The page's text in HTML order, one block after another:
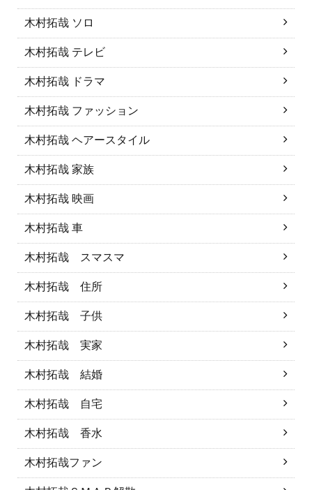
木村拓哉 ソロ
木村拓哉 テレビ
木村拓哉 ドラマ
木村拓哉 ファッション
木村拓哉 ヘアースタイル
木村拓哉 家族
木村拓哉 映画
木村拓哉 車
木村拓哉 スマスマ
木村拓哉 住所
木村拓哉 子供
木村拓哉 実家
木村拓哉 結婚
木村拓哉 自宅
木村拓哉 香水
木村拓哉ファン